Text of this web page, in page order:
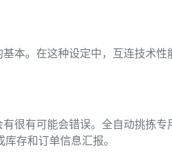
本。在这种设定中，互连技术性
很有可能会错误。全自动挑拣专
存和订单信息汇报。